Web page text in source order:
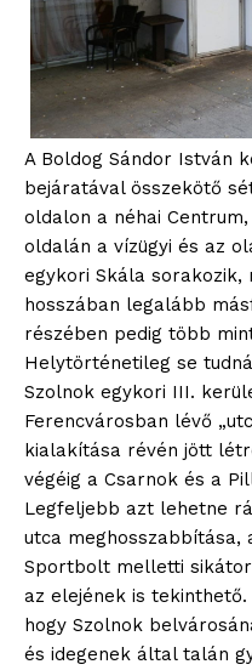
A Boldog Sándor István
bejáratával összekötő
oldalon a néhai
oldalán a vízügyi és az
egykori Skála sorakozik,
hosszában legalább
részében pedig több
Helytörténetileg se
Szolnok egykori III.
Ferencvárosban lévő
kialakítása révén jött
végéig a Csarnok és a
Legfeljebb azt lehetne
utca meghosszabbítása,
Sportbolt melletti
az elejének is
hogy Szolnok
és idegenek által talán